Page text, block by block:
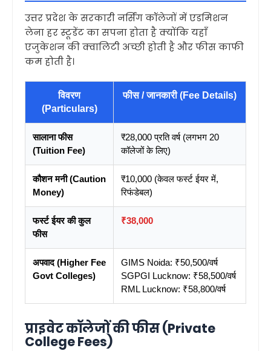
उत्तर प्रदेश के सरकारी नर्सिंग कॉलेजों में एडमिशन
लेना हर स्टूडेंट का सपना होता है क्योंकि यहाँ
एजुकेशन की क्वालिटी अच्छी होती है और फीस काफी
कम होती है।
विवरण
(Particulars)
फीस / जानकारी (Fee Details)
सालाना फीस
(Tuition Fee)
₹28,000 प्रति वर्ष (लगभग 20
कॉलेजों के लिए)
कौशन मनी (Caution
Money)
₹10,000 (केवल फर्स्ट ईयर में,
रिफंडेबल)
फर्स्ट ईयर की कुल
फीस
₹38,000
अपवाद (Higher Fee
Govt Colleges)
GIMS Noida: ₹50,500/वर्ष
SGPGI Lucknow: ₹58,500/वर्ष
RML Lucknow: ₹58,800/वर्ष
प्राइवेट कॉलेजों की फीस (Private
College Fees)